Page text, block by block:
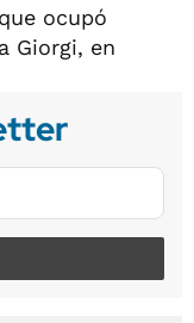
ocupó
Giorgi, en